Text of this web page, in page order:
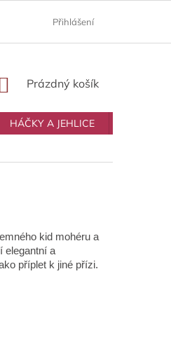
Prodávané značky
Přihlášení
NÁKUPNÍ
Prázdný košík
HÁČKY A JEHLICE
kid mohéru a
elegantní a
příplet k jiné přízi.